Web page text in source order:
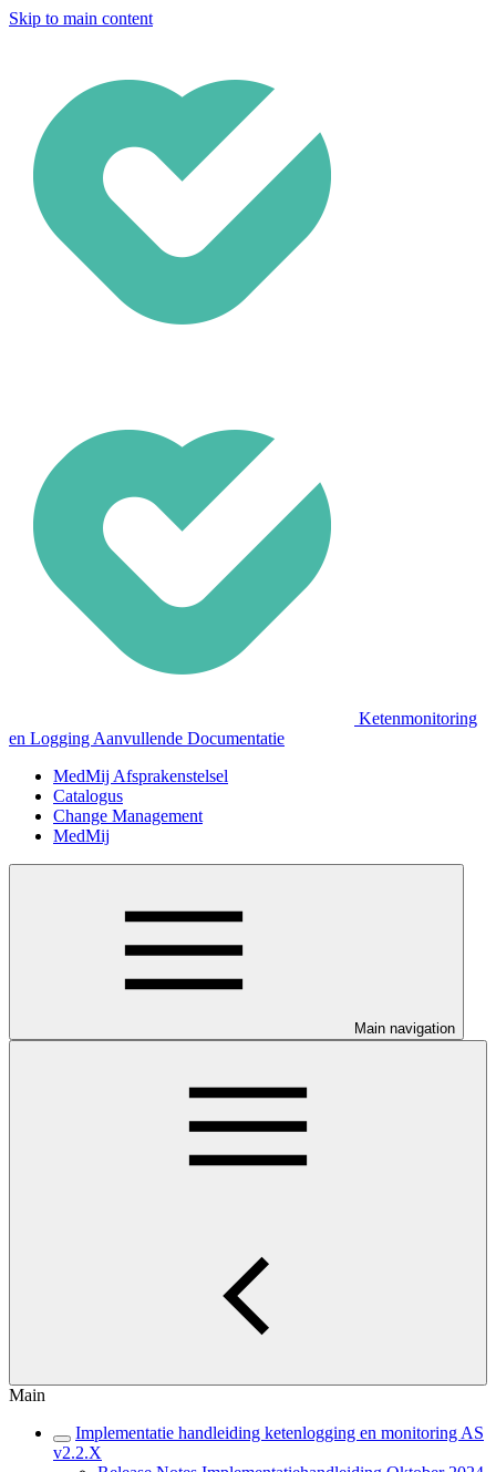
Skip to main content
Ketenmonitoring
en Logging Aanvullende Documentatie
MedMij Afsprakenstelsel
Catalogus
Change Management
MedMij
Main navigation
Main
Implementatie handleiding ketenlogging en monitoring AS
v2.2.X